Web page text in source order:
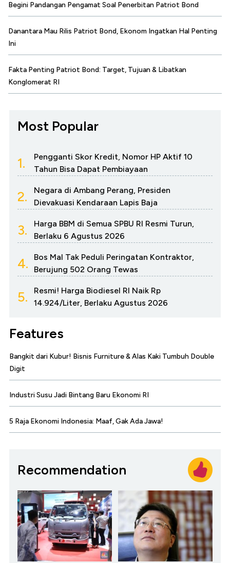
Begini Pandangan Pengamat Soal Penerbitan Patriot Bond
Danantara Mau Rilis Patriot Bond, Ekonom Ingatkan Hal Penting
Ini
Fakta Penting Patriot Bond: Target, Tujuan & Libatkan
Konglomerat RI
Most Popular
1.
Pengganti Skor Kredit, Nomor HP Aktif 10
Tahun Bisa Dapat Pembiayaan
2.
Negara di Ambang Perang, Presiden
Dievakuasi Kendaraan Lapis Baja
3.
Harga BBM di Semua SPBU RI Resmi Turun,
Berlaku 6 Agustus 2026
4.
Bos Mal Tak Peduli Peringatan Kontraktor,
Berujung 502 Orang Tewas
5.
Resmi! Harga Biodiesel RI Naik Rp
14.924/Liter, Berlaku Agustus 2026
Features
Bangkit dari Kubur! Bisnis Furniture & Alas Kaki Tumbuh Double
Digit
Industri Susu Jadi Bintang Baru Ekonomi RI
5 Raja Ekonomi Indonesia: Maaf, Gak Ada Jawa!
Recommendation